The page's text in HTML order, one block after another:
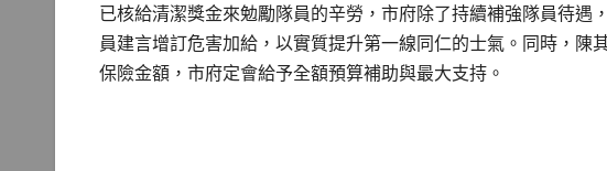
已核給清潔獎金來勉勵隊員的辛勞，市府除了持續補強隊員待遇
員建言增訂危害加給，以實質提升第一線同仁的士氣。同時，陳
保險金額，市府定會給予全額預算補助與最大支持。